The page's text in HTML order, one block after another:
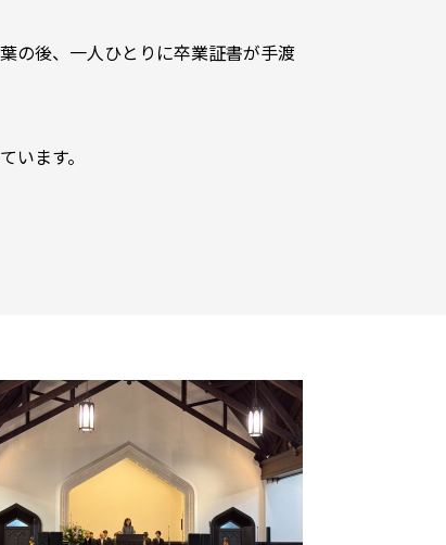
の後、一人ひとりに卒業証書が手渡
います。